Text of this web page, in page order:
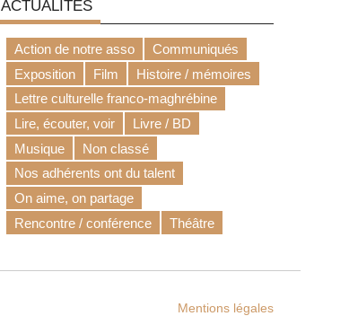
ACTUALITÉS
Action de notre asso
Communiqués
Exposition
Film
Histoire / mémoires
Lettre culturelle franco-maghrébine
Lire, écouter, voir
Livre / BD
Musique
Non classé
Nos adhérents ont du talent
On aime, on partage
Rencontre / conférence
Théâtre
Mentions légales